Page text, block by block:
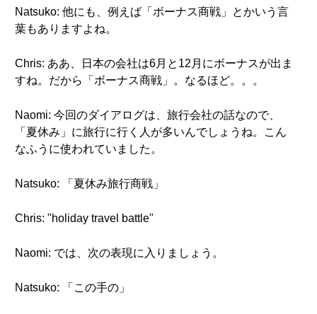
Natsuko: 他にも、例えば「ボーナス商戦」とかいう言
葉もありますよね。
Chris: ああ、日本の会社は6月と12月にボーナスが出ま
すね。だから「ボーナス商戦」。なるほど。。。
Naomi: 今回のダイアログは、旅行会社の話なので、
「夏休み」に旅行に行く人が多いんでしょうね。こん
なふうに使われていました。
Natsuko: 「夏休み旅行商戦」
Chris: "holiday travel battle"
Naomi: では、次の表現に入りましょう。
Natsuko: 「この手の」